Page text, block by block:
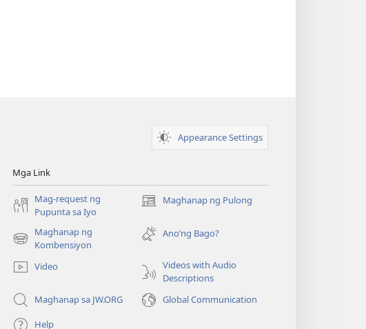
Appearance Settings
Mga Link
Mag-request ng
Pupunta sa Iyo
Maghanap ng Pulong
(may
na
bagong
window)
Maghanap ng
Kombensiyon
(may
na
window)
Ano’ng Bago?
Video
Videos with Audio
Descriptions
Maghanap sa JW.ORG
Global Communication
Help